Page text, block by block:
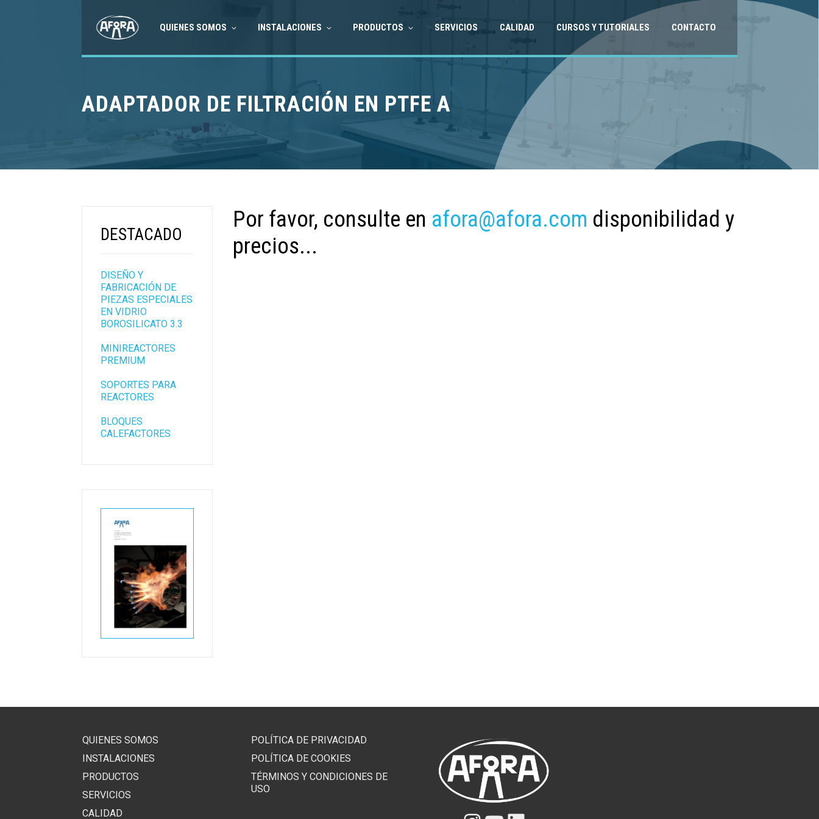
QUIENES SOMOS INSTALACIONES PRODUCTOS SERVICIOS CALIDAD CURSOS Y TUTORIALES CONTACTO
ADAPTADOR DE FILTRACIÓN EN PTFE A
Por favor, consulte en afora@afora.com disponibilidad y
precios...
DESTACADO
DISEÑO Y
FABRICACIÓN DE
PIEZAS ESPECIALES
EN VIDRIO
BOROSILICATO 3.3
MINIREACTORES
PREMIUM
SOPORTES PARA
REACTORES
BLOQUES
CALEFACTORES
QUIENES SOMOS
INSTALACIONES
PRODUCTOS
SERVICIOS
CALIDAD
POLÍTICA DE PRIVACIDAD
POLÍTICA DE COOKIES
TÉRMINOS Y CONDICIONES DE
USO